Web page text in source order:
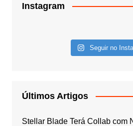
Instagram
Seguir no
Últimos Artigos
Stellar Blade Terá Collab com